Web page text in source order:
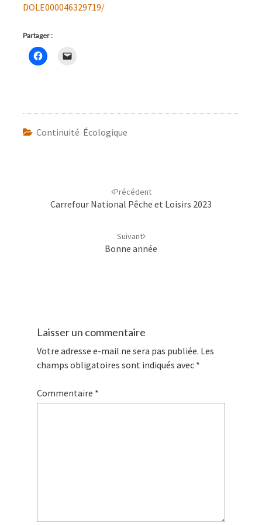
DOLE000046329719/
Partager :
Continuité Écologique
Précédent
Carrefour National Pêche et Loisirs 2023
Suivant
Bonne année
Laisser un commentaire
Votre adresse e-mail ne sera pas publiée. Les
champs obligatoires sont indiqués avec *
Commentaire *